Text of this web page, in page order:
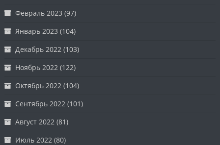
Февраль 2023 (97)
Январь 2023 (104)
Декабрь 2022 (103)
Ноябрь 2022 (122)
Октябрь 2022 (104)
Сентябрь 2022 (101)
Август 2022 (81)
Июль 2022 (80)